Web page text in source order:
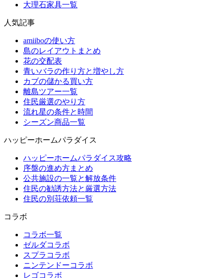
大理石家具一覧
人気記事
amiiboの使い方
島のレイアウトまとめ
花の交配表
青いバラの作り方と増やし方
カブの儲かる買い方
離島ツアー一覧
住民厳選のやり方
流れ星の条件と時間
シーズン商品一覧
ハッピーホームパラダイス
ハッピーホームパラダイス攻略
序盤の進め方まとめ
公共施設の一覧と解放条件
住民の勧誘方法と厳選方法
住民の別荘依頼一覧
コラボ
コラボ一覧
ゼルダコラボ
スプラコラボ
ニンテンドーコラボ
レゴコラボ